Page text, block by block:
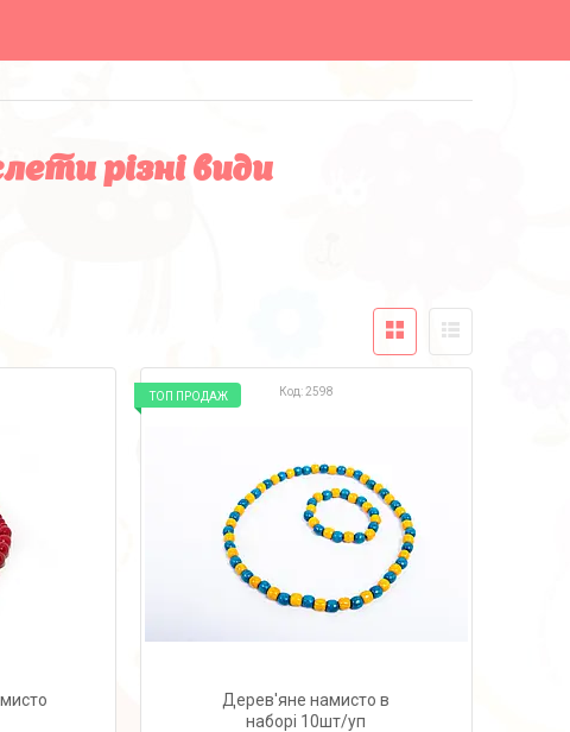
різні види
2598
ТОП ПРОДАЖ
Дерев'яне намисто в
наборі 10шт/уп